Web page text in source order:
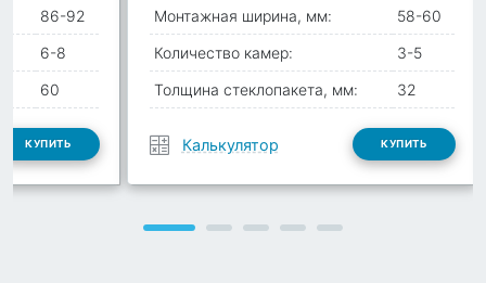
86-92
6-8
60
КУПИТЬ
Монтажная ширина, мм:
58-60
Количество камер:
3-5
Толщина стеклопакета, мм:
32
Калькулятор КУПИТЬ